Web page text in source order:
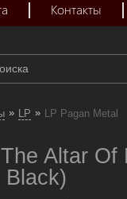
Контакты
» LP » LP Pagan Metal
Altar Of
Black)